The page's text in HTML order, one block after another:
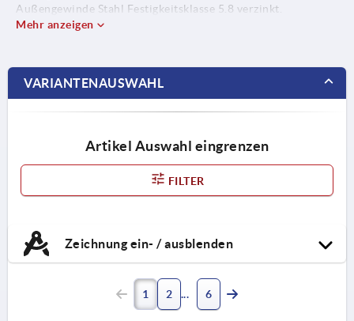
Außengewinde Stahl Festigkeitsklasse 5.8 verzinkt.
Mehr anzeigen
VARIANTENAUSWAHL
Artikel Auswahl eingrenzen
FILTER
Zeichnung ein- / ausblenden
1 2 6